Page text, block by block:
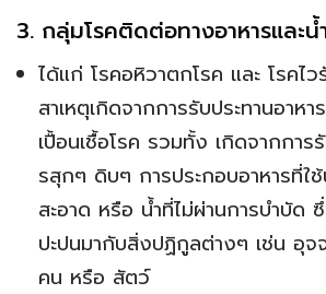
3. กลุ่มโรคติดต่อทางอาหารและน้
ได้แก่ โรคอหิวาตกโรค และ โรคไว
สาเหตุเกิดจากการรับประทานอาห
เปื้อนเชื้อโรค รวมทั้ง เกิดจากการ
รสุกๆ ดิบๆ การประกอบอาหารที่ใ
สะอาด หรือ น้ำที่ไม่ผ่านการบำบัด
ปะปนมากับสิ่งปฏิกูลต่างๆ เช่น อุจ
คน หรือ สัตว์